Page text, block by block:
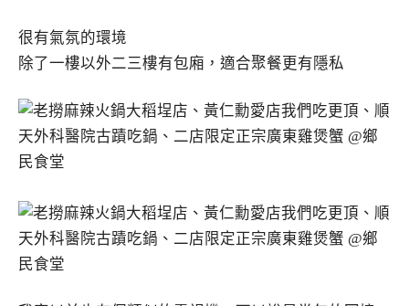
很有氣氛的環境
除了一樓以外二三樓有包廂，適合聚餐更有隱私